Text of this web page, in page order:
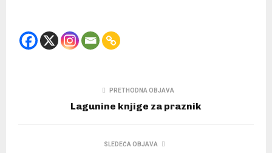
PRETHODNA OBJAVA
Lagunine knjige za praznik
SLEDEĆA OBJAVA